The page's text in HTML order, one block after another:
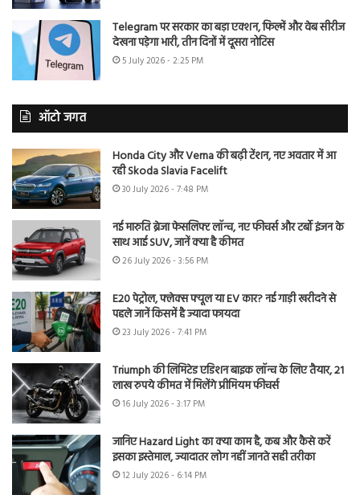
Telegram पर सरकार का बड़ा एक्शन, फिल्में और वेब सीरीज
देखना पड़ेगा भारी, तीन दिनों में दूसरा नोटिस
5 July 2026 - 2:25 PM
ऑटो जगत
Honda City और Verna की बढ़ी टेंशन, नए अवतार में आ
रही Skoda Slavia Facelift
30 July 2026 - 7:48 PM
नई मारुति ब्रेजा फेसलिफ्ट लॉन्च, नए फीचर्स और टर्बो इंजन के
साथ आई SUV, जानें क्या है कीमत
26 July 2026 - 3:56 PM
E20 पेट्रोल, फ्लेक्स फ्यूल या EV कार? नई गाड़ी खरीदने से
पहले जानें किसमें है ज्यादा फायदा
23 July 2026 - 7:41 PM
Triumph की लिमिटेड एडिशन बाइक लॉन्च के लिए तैयार, 21
लाख रुपये कीमत में मिलेंगे प्रीमियम फीचर्स
16 July 2026 - 3:17 PM
जानिए Hazard Light का क्या काम है, कब और कैसे करें
इसका इस्तेमाल, ज्यादातर लोग नहीं जानते सही तरीका
12 July 2026 - 6:14 PM